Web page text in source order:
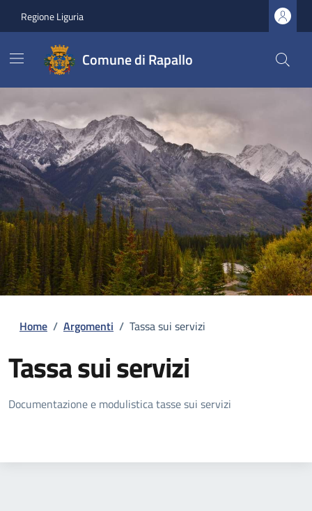
Regione Liguria
Comune di Rapallo
Home / Argomenti / Tassa sui servizi
Tassa sui servizi
Dettagli della notizia
Documentazione e modulistica tasse sui servizi